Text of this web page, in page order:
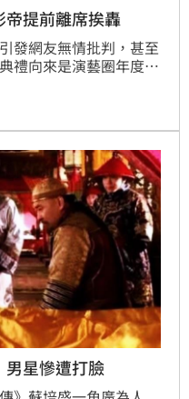
提前離席挨轟
發網友無情批判，甚至
禮向來是演藝圈年度盛
成為話題焦點。從阮經
」，以及莫文蔚因口音
留下令人印象深刻的出
星慘遭打臉